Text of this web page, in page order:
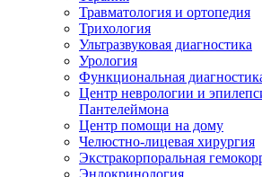
Травматология и ортопедия
Трихология
Ультразвуковая диагностика
Урология
Функциональная
Центр неврологии и
Пантелеймона
Центр помощи на дому
Челюстно-лицевая хирургия
Экстракорпоральная
Эндокринология